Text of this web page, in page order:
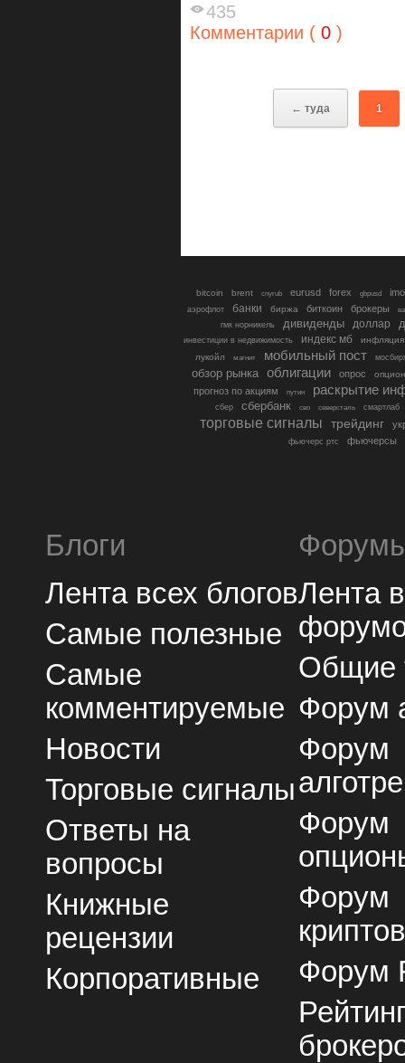
435
Комментарии ( 0 )
← туда 1
bitcoin brent cnyrub eurusd forex gbpusd
аэрофлот банки биржа биткоин брокеры
гмк норникель
дивиденды доллар
инвестиции в недвижимость индекс мб
инфляция
лукойл
магнит мобильный пост
обзор рынка облигации опрос
прогноз по акциям путин раскрытие
сбер сбербанк сво северсталь смартлаб
торговые сигналы трейдинг
фьючерс ртс фьючерсы
Блоги
Лента всех блогов
Самые полезные
Самые
комментируемые
Новости
Торговые сигналы
Ответы на
вопросы
Книжные
рецензии
Корпоративные
Лента
Общие
Форум
Форум
Форум
Форум
Форум